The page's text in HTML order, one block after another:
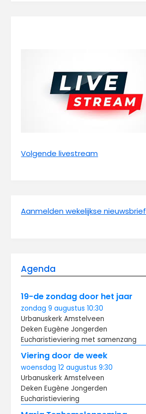
Volgende livestream
Aanmelden wekelijkse nieuwsbrief
Agenda
19-de zondag door het jaar
zondag 9 augustus10:30
Urbanuskerk Amstelveen
Deken Eugène Jongerden
Eucharistieviering met samenzang
Viering door de week
woensdag 12 augustus9:30
Urbanuskerk Amstelveen
Deken Eugène Jongerden
Eucharistieviering